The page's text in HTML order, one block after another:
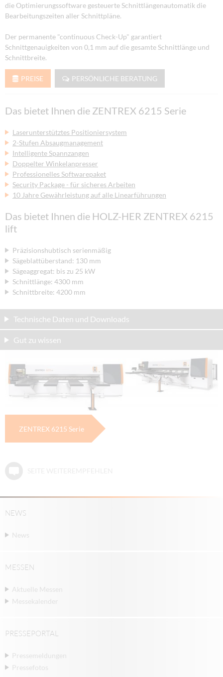
die Optimierungssoftware gesteuerte Schnittlängenautomatik die
Bearbeitungszeiten aller Schnittpläne.
Der permanente "continuous Check-Up" garantiert
Schnittgenauigkeiten von 0,1 mm auf die gesamte Schnittlänge und
Schnittbreite.
PREISE PERSÖNLICHE BERATUNG
Das bietet Ihnen die ZENTREX 6215 Serie
Laserunterstütztes Positioniersystem
2-Stufen Absaugmanagement
Intelligente Spannzangen
Doppelter Winkelanpresser
Professionelles Softwarepaket
Security Package - für sicheres Arbeiten
10 Jahre Gewährleistung auf alle Linearführungen
Das bietet Ihnen die HOLZ-HER ZENTREX 6215
lift
Präzisionshubtisch serienmäßig
Sägeblattüberstand: 130 mm
Sägeaggregat: bis zu 25 kW
Schnittlänge: 4300 mm
Schnittbreite: 4200 mm
Technische Daten und Downloads
Gut zu wissen
ZENTREX 6215 Serie
NEWS
News
MESSEN
Aktuelle Messen
Messekalender
PRESSEPORTAL
Pressemeldungen
Pressefotos